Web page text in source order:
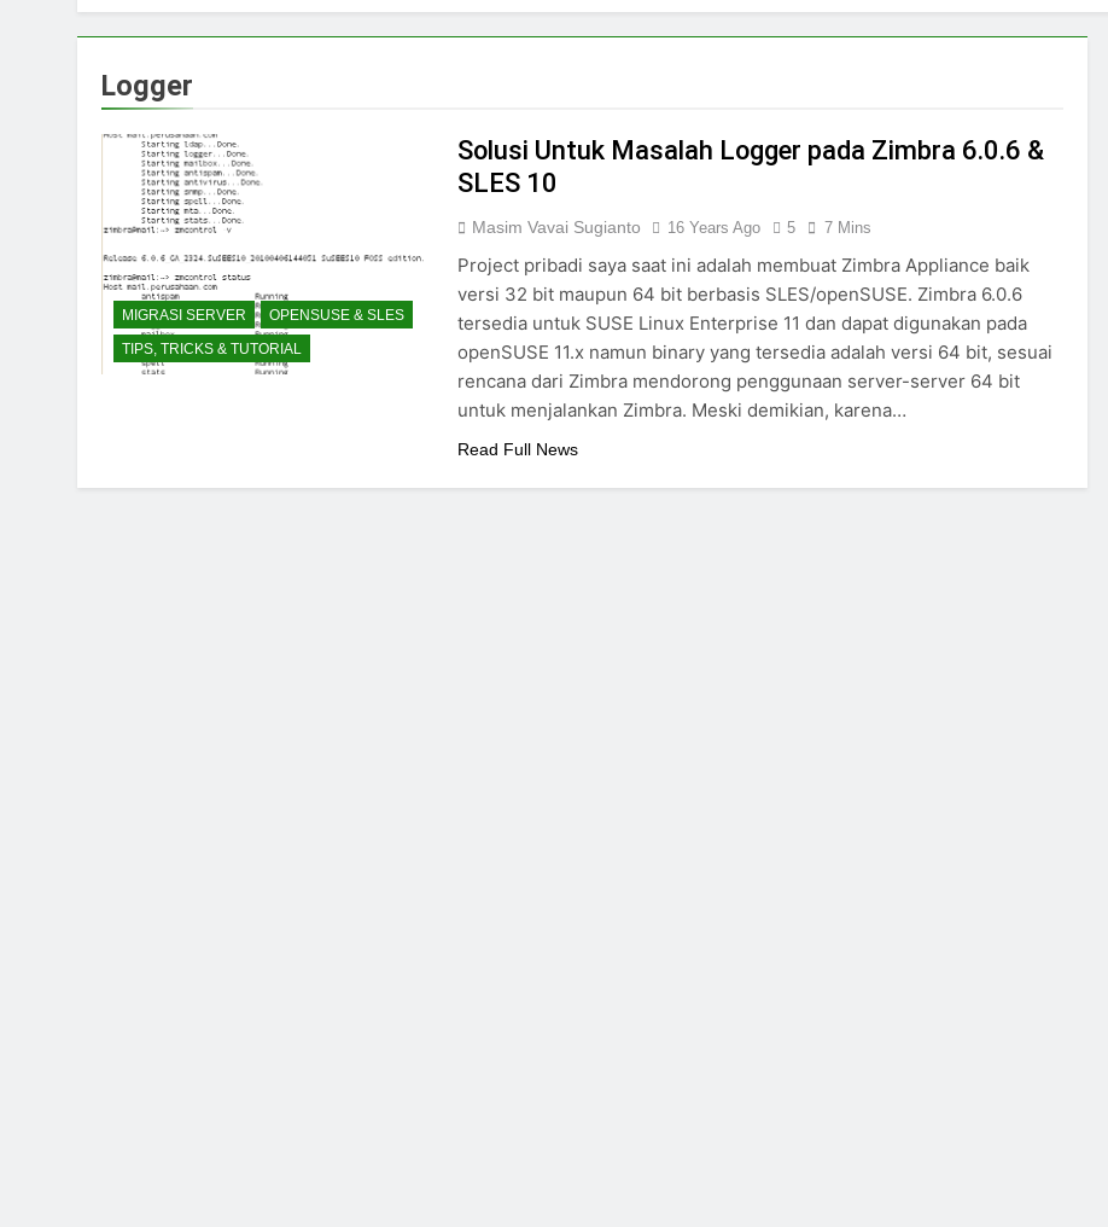
Logger
MIGRASI SERVER
OPENSUSE & SLES
TIPS, TRICKS & TUTORIAL
Solusi Untuk Masalah Logger pada Zimbra 6.0.6 &
SLES 10
Masim Vavai Sugianto 16 Years Ago 5 7 Mins
Project pribadi saya saat ini adalah membuat Zimbra Appliance baik
versi 32 bit maupun 64 bit berbasis SLES/openSUSE. Zimbra 6.0.6
tersedia untuk SUSE Linux Enterprise 11 dan dapat digunakan pada
openSUSE 11.x namun binary yang tersedia adalah versi 64 bit, sesuai
rencana dari Zimbra mendorong penggunaan server-server 64 bit
untuk menjalankan Zimbra. Meski demikian, karena…
Read Full News